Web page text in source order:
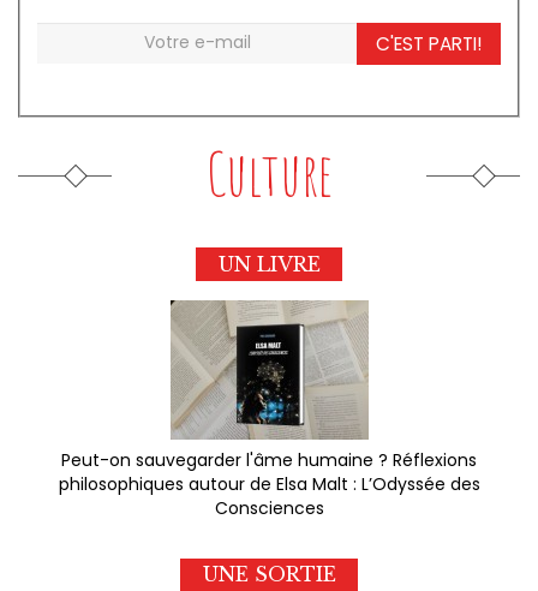
C'EST PARTI!
Culture
UN LIVRE
Peut-on sauvegarder l'âme humaine ? Réflexions
philosophiques autour de Elsa Malt : L’Odyssée des
Consciences
UNE SORTIE